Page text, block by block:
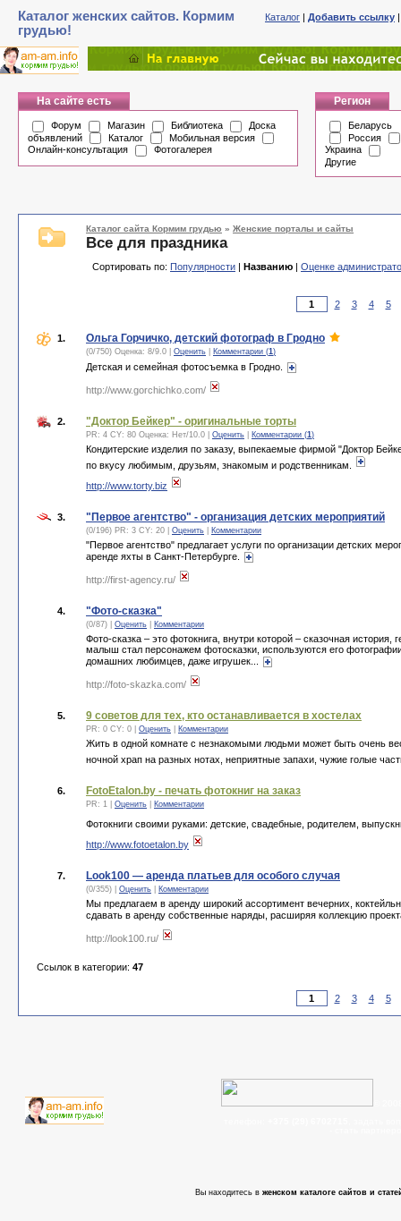
Каталог женских сайтов. Кормим
грудью!
Каталог | Добавить ссылку
На сайте есть
Форум Магазин Библиотека
Доска
объявлений
Каталог
Мобильная версия
Онлайн-консультация
Фотогалерея
Регион
Беларусь
Россия
Украина
Другие
Каталог сайта Кормим грудью » Женские порталы и сайты
Все для праздника
Сортировать по: Популярности | Названию | Оценке
2 3 4 5
1. Ольга Горчичко, детский фотограф в Гродно
(0/750) Оценка: 8/9.0 Оценить Комментарии (1)
Детская и семейная фотосъемка в Гродно.
http://www.gorchichko.com/
2. "Доктор Бейкер" - оригинальные торты
PR: 4 CY: 80 Оценка: Нет/10.0 Оценить Комментарии (1)
Кондитерские изделия по заказу, выпекаемые фирмой "Доктор
по вкусу любимым, друзьям, знакомым и родственникам.
http://www.torty.biz
3. "Первое агентство" - организация детских мероприятий
(0/196) PR: 3 CY: 20 | Оценить Комментарии
"Первое агентство" предлагает услуги по организации детских
аренде яхты в Санкт-Петербурге.
http://first-agency.ru/
4. "Фото-сказка"
(0/87) | Оценить Комментарии
Фото-сказка – это фотокнига, внутри которой – сказочная
малыш стал персонажем фотосказки, используются его
домашних любимцев, даже игрушек...
http://foto-skazka.com/
5. 9 советов для тех, кто останавливается в хостелах
PR: 0 CY: 0 | Оценить Комментарии
Жить в одной комнате с незнакомыми людьми может быть очень
ночной храп на разных нотах, неприятные запахи, чужие голые
6. FotoEtalon.by - печать фотокниг на заказ
PR: 1 | Оценить Комментарии
Фотокниги своими руками: детские, свадебные, родителем,
http://www.fotoetalon.by
7. Look100 — аренда платьев для особого случая
(0/355) | Оценить Комментарии
Мы предлагаем в аренду широкий ассортимент вечерних,
сдавать в аренду собственные наряды, расширяя коллекцию
http://look100.ru/
Ссылок в категории: 47
2 3 4 5
Вы находитесь в женском каталоге сайтов и